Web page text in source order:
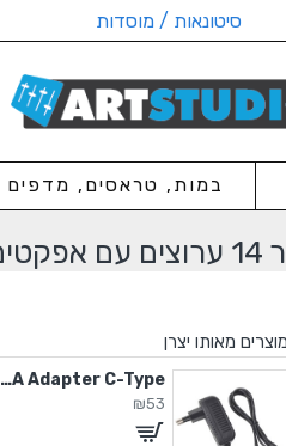
סיטונאות / מוסדות
במות, טראסים, מדפים
מוצרים מאותו יצרן
5V / 2A Adapter C-Type
₪53